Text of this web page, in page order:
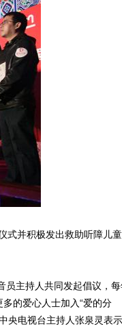
式并积极发出救助听障儿
主持人共同发起倡议，
的爱心人士加入“爱的分
央电视台主持人张泉灵表示